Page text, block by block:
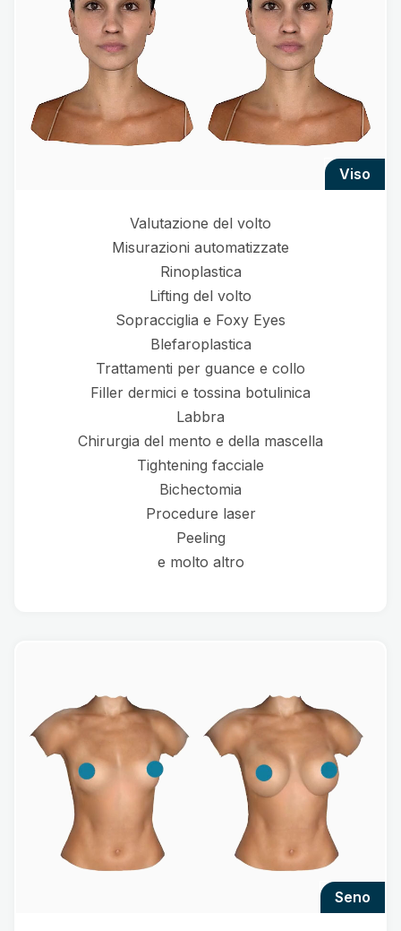
viso
Valutazione del volto
Misurazioni automatizzate
Rinoplastica
Lifting del volto
Sopracciglia e Foxy Eyes
Blefaroplastica
Trattamenti per guance e collo
Filler dermici e tossina botulinica
Labbra
Chirurgia del mento e della mascella
Tightening facciale
Bichectomia
Procedure laser
Peeling
e molto altro
seno